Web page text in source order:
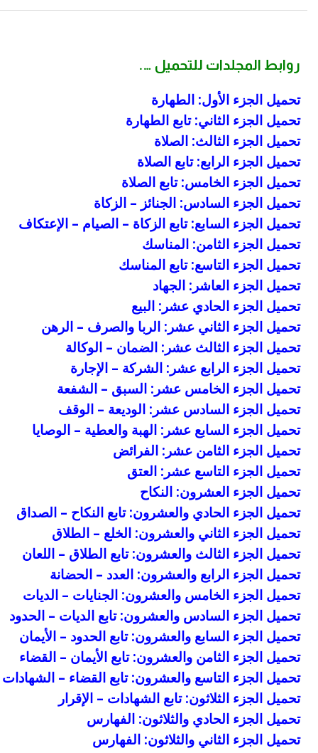
روابط المجلدات للتحميل ….
تحميل الجزء الأول: الطهارة
تحميل الجزء الثاني: تابع الطهارة
تحميل الجزء الثالث: الصلاة
تحميل الجزء الرابع: تابع الصلاة
تحميل الجزء الخامس: تابع الصلاة
تحميل الجزء السادس: الجنائز – الزكاة
تحميل الجزء السابع: تابع الزكاة – الصيام – الإعتكاف
تحميل الجزء الثامن: المناسك
تحميل الجزء التاسع: تابع المناسك
تحميل الجزء العاشر: الجهاد
تحميل الجزء الحادي عشر: البيع
تحميل الجزء الثاني عشر: الربا والصرف – الرهن
تحميل الجزء الثالث عشر: الضمان – الوكالة
تحميل الجزء الرابع عشر: الشركة – الإجارة
تحميل الجزء الخامس عشر: السبق – الشفعة
تحميل الجزء السادس عشر: الوديعة – الوقف
تحميل الجزء السابع عشر: الهبة والعطية – الوصايا
تحميل الجزء الثامن عشر: الفرائض
تحميل الجزء التاسع عشر: العتق
تحميل الجزء العشرون: النكاح
تحميل الجزء الحادي والعشرون: تابع النكاح – الصداق
تحميل الجزء الثاني والعشرون: الخلع – الطلاق
تحميل الجزء الثالث والعشرون: تابع الطلاق – اللعان
تحميل الجزء الرابع والعشرون: العدد – الحضانة
تحميل الجزء الخامس والعشرون: الجنايات – الديات
تحميل الجزء السادس والعشرون: تابع الديات – الحدود
تحميل الجزء السابع والعشرون: تابع الحدود – الأيمان
تحميل الجزء الثامن والعشرون: تابع الأيمان – القضاء
تحميل الجزء التاسع والعشرون: تابع القضاء – الشهادات
تحميل الجزء الثلاثون: تابع الشهادات – الإقرار
تحميل الجزء الحادي والثلاثون: الفهارس
تحميل الجزء الثاني والثلاثون: الفهارس